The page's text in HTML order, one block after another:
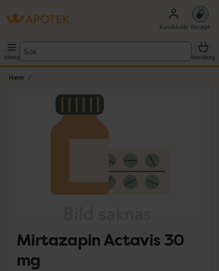
Kundklubb Recept
Meny
Sök
Varukorg
Hem
Lista: . Innehåller 1 objekt.
Mirtazapin Actavis 30
mg